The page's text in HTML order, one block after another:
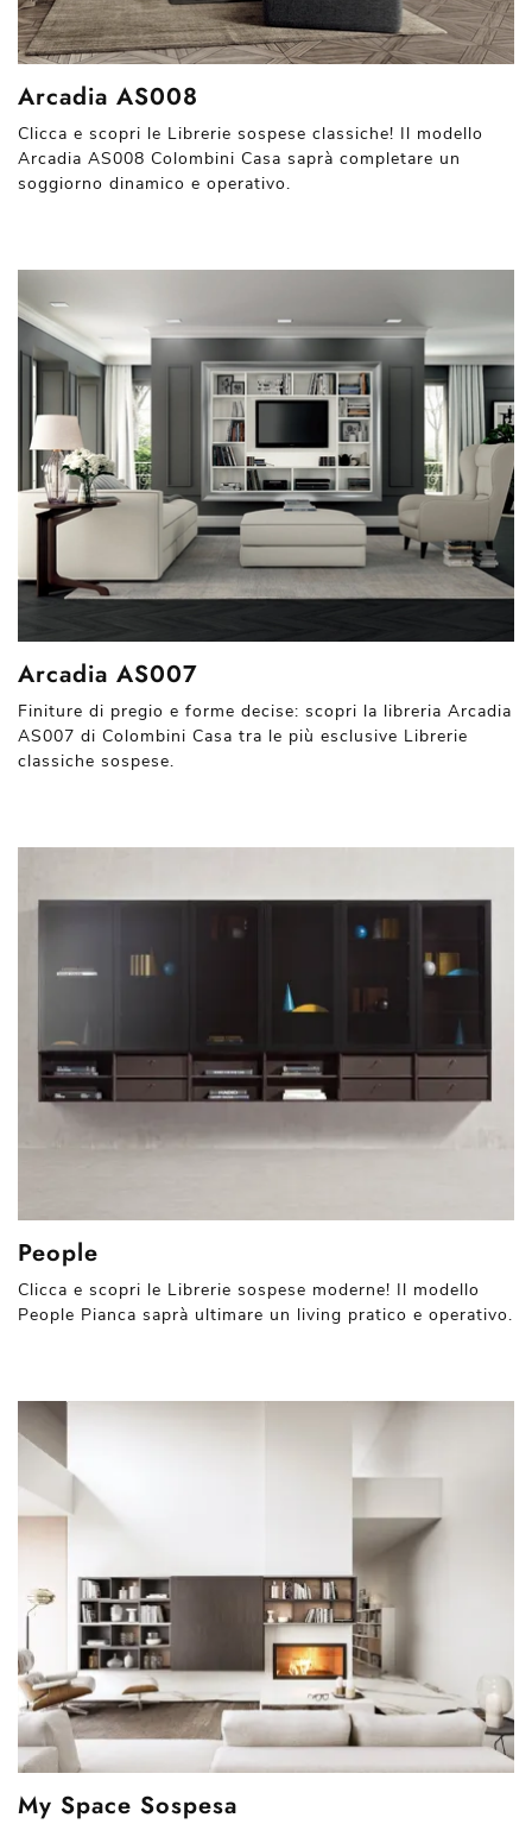
Arcadia AS008
Clicca e scopri le Librerie sospese classiche! Il modello
Arcadia AS008 Colombini Casa saprà completare un
soggiorno dinamico e operativo.
Arcadia AS007
Finiture di pregio e forme decise: scopri la libreria Arcadia
AS007 di Colombini Casa tra le più esclusive Librerie
classiche sospese.
People
Clicca e scopri le Librerie sospese moderne! Il modello
People Pianca saprà ultimare un living pratico e operativo.
My Space Sospesa